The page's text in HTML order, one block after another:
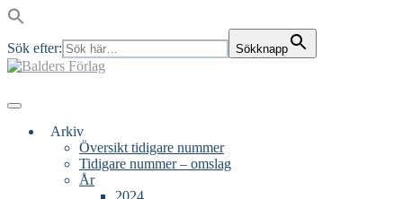
Sök efter: Sökknapp
Skip
Menu
Arkiv
Översikt tidigare nummer
Tidigare nummer – omslag
År